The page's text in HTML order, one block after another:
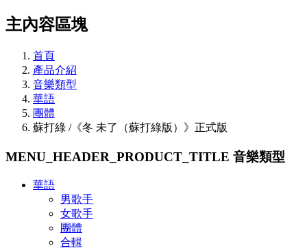
主內容區塊
首頁
產品介紹
音樂類型
華語
團體
蘇打綠 /《冬 未了（蘇打綠版）》正式版
MENU_HEADER_PRODUCT_TITLE 音樂類型
華語
男歌手
女歌手
團體
合輯